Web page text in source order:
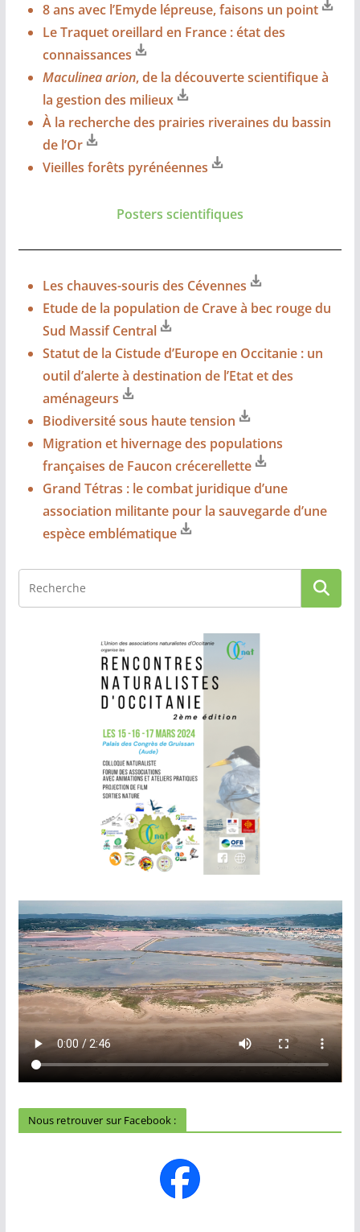
8 ans avec l’Emyde lépreuse, faisons un point
Le Traquet oreillard en France : état des
connaissances
Maculinea arion, de la découverte scientifique à
la gestion des milieux
À la recherche des prairies riveraines du bassin
de l’Or
Vieilles forêts pyrénéennes
Posters scientifiques
Les chauves-souris des Cévennes
Etude de la population de Crave à bec rouge du
Sud Massif Central
Statut de la Cistude d’Europe en Occitanie : un
outil d’alerte à destination de l’Etat et des
aménageurs
Biodiversité sous haute tension
Migration et hivernage des populations
françaises de Faucon crécerellette
Grand Tétras : le combat juridique d’une
association militante pour la sauvegarde d’une
espèce emblématique
Nous retrouver sur Facebook :